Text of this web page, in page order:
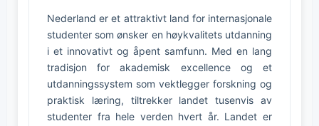
Nederland er et attraktivt land for internasjonale
studenter som ønsker en høykvalitets utdanning
i et innovativt og åpent samfunn. Med en lang
tradisjon for akademisk excellence og et
utdanningssystem som vektlegger forskning og
praktisk læring, tiltrekker landet tusenvis av
studenter fra hele verden hvert år. Landet er